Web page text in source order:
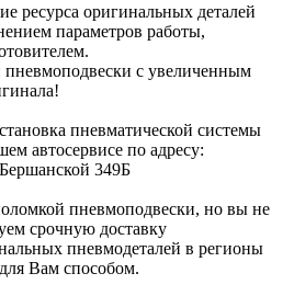
ресурса оригинальных деталей
параметров работы,
пневмоподвески с увеличенным
пневматической системы
автосервисе по адресу:
349Б
пневмоподвески, но вы не
срочную доставку
пневмодеталей в регионы
Вам способом.